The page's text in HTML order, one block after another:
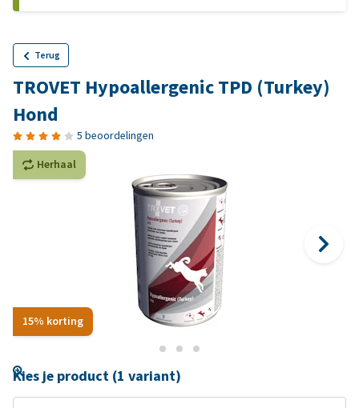
Terug
TROVET Hypoallergenic TPD (Turkey)
Hond
5 beoordelingen
15% korting
Herhaal
Kies je product (1 variant)